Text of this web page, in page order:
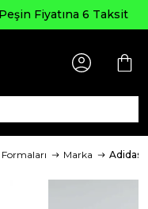
Fiyatına 6 Taksit
Marka Adidas